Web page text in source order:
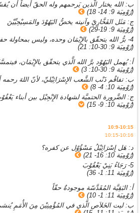
ب: الله يختار الَّذين يَرحمهم وله الحقّ أيضاً أن
(رُوْمِيَة 9: 14- 18)
ج: مَثَل الفَخَّارِيّ وآنيته يخصُّ اليَهُوْدَ والمَسِيْحِيِّيْنَ
(رُوْمِيَة 9: 19-29)
4- برُّ الله يتحقّق بالإِيْمَان وحده، وليس بمحاولة حفظ الشَّرِيْعَة
(رُوْمِيَة 9: 30-10: 21)
أ: يُهمل اليَهُوْد برَّ الله الَّذي يتحقّق بالإِيْمَان،
(رُوْمِيَة 9: 30-10: 3)
ب: تفاقُم ذَنْب الشَّعب الإِسْرَائِيْليِّ، لأنّ اللهَ
(رُوْمِيَة 10: 4- 8)
ج: الضَّرورة الحتميَّة لشهادة الإِنْجِيْل بين أبناء
(رُوْمِيَة 10: 9- 15)
10:9-10:15
10:15-10:16
د: هَل إِسْرَائِيْلُ مَسْؤُوْل عن كفره؟
(رُوْمِيَة 10: 16- 21)
5- رَجَاءُ بَنِيْ يَعْقُوْبَ
(رُوْمِيَة 11: 1- 36)
أ: البَقِيَّة المُقَدَّسّة موجودةٌ حقّاً
(رُوْمِيَة 11: 1- 10)
ب: ليت الخَلاَص الَّذي في المُؤْمِنِيْنَ مِنَ الأُمَمِ